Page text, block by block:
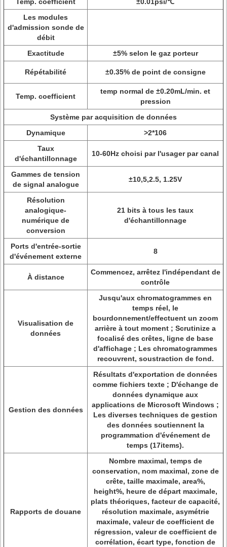
Les modules
d'admission sonde de
débit
Exactitude
±5% selon le gaz porteur
Répétabilité ±0.35% de point de consigne
Temp. coefficient
temp normal de ±0.20mL/min. et
pression
Système par acquisition de données
Dynamique
>2*106
Taux
d'échantillonnage
10-60Hz choisi par l'usager par canal
Gammes de tension
de signal analogue
±10,5,2.5, 1.25V
Résolution
analogique-
numérique de
conversion
21 bits à tous les taux
d'échantillonnage
Ports d'entrée-sortie
d'événement externe
8
À distance
Commencez, arrêtez l'indépendant de
contrôle
Visualisation de
données
Jusqu'aux chromatogrammes en
temps réel, le
bourdonnement/effectuent un zoom
arrière à tout moment ; Scrutinize a
focalisé des crêtes, ligne de base
d'affichage ; Les chromatogrammes
recouvrent, soustraction de fond.
Gestion des données
Résultats d'exportation de données
comme fichiers texte ; D'échange de
données dynamique aux
applications de Microsoft Windows ;
Les diverses techniques de gestion
des données soutiennent la
programmation d'événement de
temps (17items).
Rapports de douane
Nombre maximal, temps de
conservation, nom maximal, zone de
crête, taille maximale, area%,
height%, heure de départ maximale,
plats théoriques, facteur de capacité,
résolution maximale, asymétrie
maximale, valeur de coefficient de
régression, valeur de coefficient de
corrélation, écart type, fonction de